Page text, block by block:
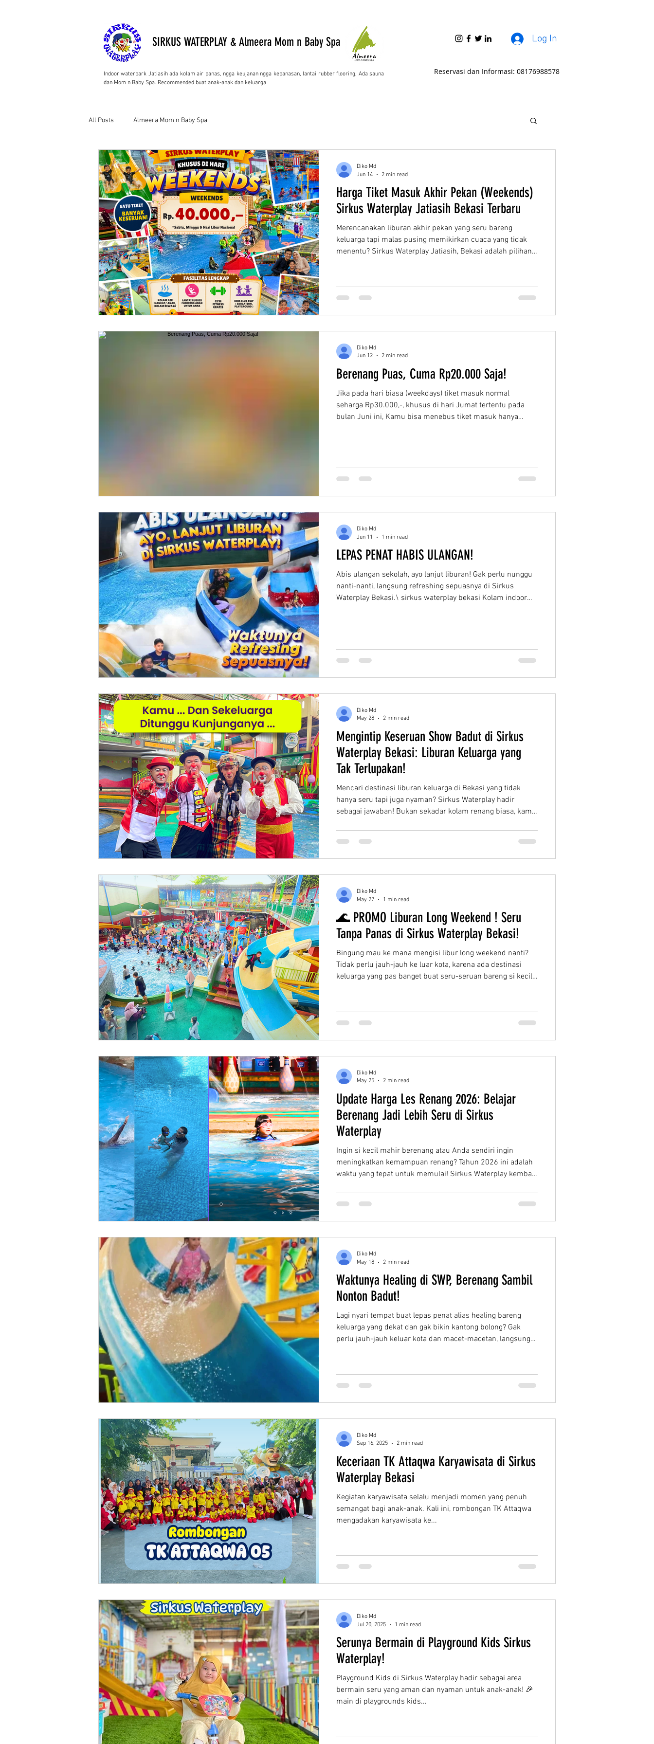
SIRKUS WATERPLAY & Almeera Mom n Baby Spa
Indoor waterpark Jatiasih ada kolam air panas, ngga keujanan ngga kepanasan, lantai rubber flooring, Ada sauna
dan Mom n Baby Spa. Recommended buat anak-anak dan keluarga
Log In
Reservasi dan Informasi: 08176988578
All Posts Almeera Mom n Baby Spa
Harga Tiket Masuk Akhir Pekan (Weekends)
Sirkus Waterplay Jatiasih Bekasi Terbaru
Merencanakan liburan akhir pekan yang seru bareng
keluarga tapi malas pusing memikirkan cuaca yang tidak
menentu? Sirkus Waterplay Jatiasih, Bekasi adalah pilihan
dengan kenyamanan maksimal tanpa takut keujanan
ataupun kepanasan. sirkus waterplay bekasi' Cukup dengan
Diko Md
Jun 14
2 min read
Berenang Puas, Cuma Rp20.000 Saja!
Jika pada hari biasa (weekdays) tiket masuk normal
seharga Rp30.000,-, khusus di hari Jumat tertentu pada
bulan Juni ini, Kamu bisa menebus tiket masuk hanya
khusus berlaku untuk tiket masuk weekdays di hari Jumat
Diko Md
Jun 12
2 min read
LEPAS PENAT HABIS ULANGAN!
Abis ulangan sekolah, ayo lanjut liburan! Gak perlu nunggu
nanti-nanti, langsung refreshing sepuasnya di Sirkus
Waterplay Bekasi.\ sirkus waterplay bekasi Kolam indoor
Waterpark—bebas keujanan atau kepanasan! Plus, ada
Diko Md
Jun 11
1 min read
Mengintip Keseruan Show Badut di Sirkus
Waterplay Bekasi: Liburan Keluarga yang
Tak Terlupakan!
Mencari destinasi liburan keluarga di Bekasi yang tidak
hanya seru tapi juga nyaman? Sirkus Waterplay hadir
sebagai jawaban! Bukan sekadar kolam renang biasa, kami
matahari yang menyengat atau hujan yang tiba-tiba datang.
🎭 Lebih dari Sekadar Berenang: Show Badut yang
Diko Md
May 28
2 min read
🌊 PROMO Liburan Long Weekend ! Seru
Tanpa Panas di Sirkus Waterplay Bekasi!
Bingung mau ke mana mengisi libur long weekend nanti?
Tidak perlu jauh-jauh ke luar kota, karena ada destinasi
keluarga yang pas banget buat seru-seruan bareng si kecil
Pemandangan kolam renang di Sirkus Indoor Waterpark
menawarkan pengalaman yang unik dan menyenangkan. 📅
Diko Md
May 27
1 min read
Update Harga Les Renang 2026: Belajar
Berenang Jadi Lebih Seru di Sirkus
Waterplay
Ingin si kecil mahir berenang atau Anda sendiri ingin
meningkatkan kemampuan renang? Tahun 2026 ini adalah
waktu yang tepat untuk memulai! Sirkus Waterplay kembali
Anda. Swimming lessons at Circus Waterplay Bekasi:
participants of all ages practice and enjoy the pool under
Diko Md
May 25
2 min read
Waktunya Healing di SWP, Berenang Sambil
Nonton Badut!
Lagi nyari tempat buat lepas penat alias healing bareng
keluarga yang dekat dan gak bikin kantong bolong? Gak
perlu jauh-jauh keluar kota dan macet-macetan, langsung
sini, kamu bisa ngerasain sensasi liburan paket komplit
yang dijamin bikin anak-anak senang, orang tua pun tenang.
Diko Md
May 18
2 min read
Keceriaan TK Attaqwa Karyawisata di Sirkus
Waterplay Bekasi
Kegiatan karyawisata selalu menjadi momen yang penuh
semangat bagi anak-anak. Kali ini, rombongan TK Attaqwa
mengadakan karyawisata ke...
Diko Md
Sep 16, 2025
2 min read
Serunya Bermain di Playground Kids Sirkus
Waterplay!
Playground Kids di Sirkus Waterplay hadir sebagai area
bermain seru yang aman dan nyaman untuk anak-anak! 🎉
main di playgrounds kids...
Diko Md
Jul 20, 2025
1 min read